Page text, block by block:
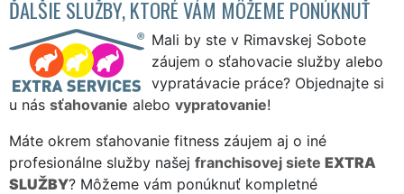
ĎALŠIE SLUŽBY, KTORÉ VÁM MÔŽEME PONÚKNUŤ
Mali by ste v Rimavskej Sobote
záujem o sťahovacie služby alebo
vypratávacie práce? Objednajte si
u nás sťahovanie alebo vypratovanie!
Máte okrem sťahovanie fitness záujem aj o iné
profesionálne služby našej franchisovej siete EXTRA
SLUŽBY? Môžeme vám ponúknuť kompletné